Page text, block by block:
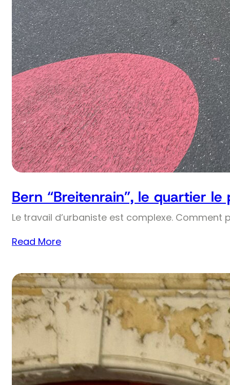
Bern “Breitenrain”, le quartier
Le travail d’urbaniste est complexe. Comment
Read More